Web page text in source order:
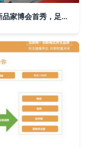
享受生活，从足开始 朗欣特足浴盆新品家博会首秀，足浴服务升级登场